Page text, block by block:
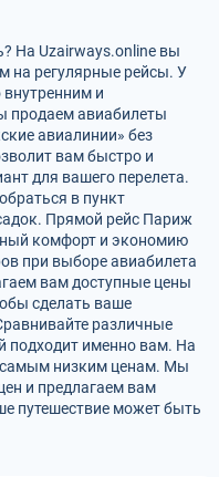
На Uzairways.online вы
на регулярные рейсы. У
и
авиабилеты
авиалинии» без
вам быстро и
для вашего перелета.
в пункт
Прямой рейс Париж
комфорт и экономию
при выборе авиабилета
вам доступные цены
сделать ваше
различные
подходит именно вам. На
самым низким ценам. Мы
и предлагаем вам
путешествие может быть